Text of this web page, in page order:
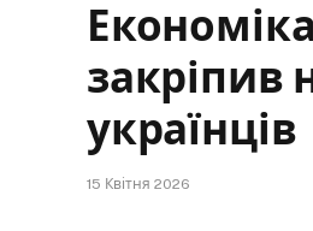
закріпив
українців
15 Квітня 2026